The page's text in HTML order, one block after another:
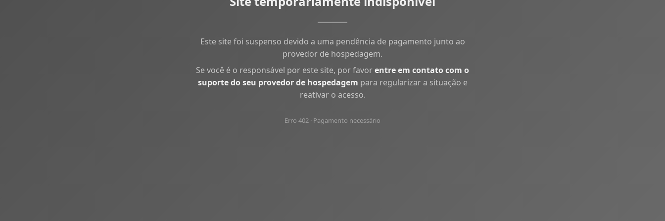
Este site foi suspenso devido a uma pendência de pagamento junto ao
provedor de hospedagem.
Se você é o responsável por este site, por favorentre em contato com o
suporte do seu provedor de hospedagem para regularizar a situação e
reativar o acesso.
Erro 402 · Pagamento necessário